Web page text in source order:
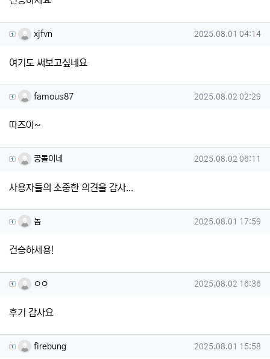
xjfvn님의 댓글
xjfvn 작성일
2025.08.01 04:14
여기도 써보고싶네요
famous87님의 댓글
famous87 작성일
2025.08.02 02:29
따즈아~
공돌이네님의 댓글
공돌이네 작성일
2025.08.02 06:11
사용자들의 소중한 의견을 감사...
놈님의 댓글
놈 작성일
2025.08.01 17:59
건승하세용!
ㅇㅇ님의 댓글
ㅇㅇ 작성일
2025.08.02 16:36
후기 감사요
firebung님의 댓글
firebung 작성일
2025.08.01 15:58